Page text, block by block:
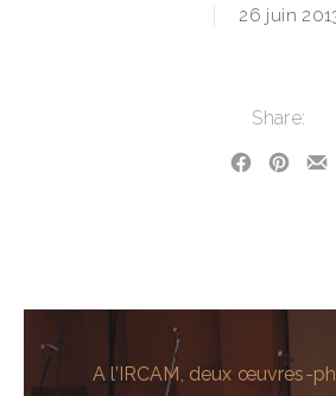
26 juin
Share:
A l’IRCAM, deux œuvres-